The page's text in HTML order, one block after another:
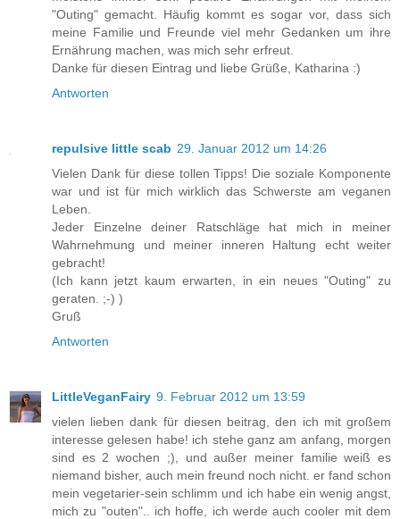
"Outing" gemacht. Häufig kommt es sogar vor, dass sich
meine Familie und Freunde viel mehr Gedanken um ihre
Ernährung machen, was mich sehr erfreut.
Danke für diesen Eintrag und liebe Grüße, Katharina :)
Antworten
repulsive little scab 29. Januar 2012 um 14:26
Vielen Dank für diese tollen Tipps! Die soziale Komponente
war und ist für mich wirklich das Schwerste am veganen
Leben.
Jeder Einzelne deiner Ratschläge hat mich in meiner
Wahrnehmung und meiner inneren Haltung echt weiter
gebracht!
(Ich kann jetzt kaum erwarten, in ein neues "Outing" zu
geraten. ;-) )
Gruß
Antworten
LittleVeganFairy 9. Februar 2012 um 13:59
vielen lieben dank für diesen beitrag, den ich mit großem
interesse gelesen habe! ich stehe ganz am anfang, morgen
sind es 2 wochen ;), und außer meiner familie weiß es
niemand bisher, auch mein freund noch nicht. er fand schon
mein vegetarier-sein schlimm und ich habe ein wenig angst,
mich zu "outen".. ich hoffe, ich werde auch cooler mit dem